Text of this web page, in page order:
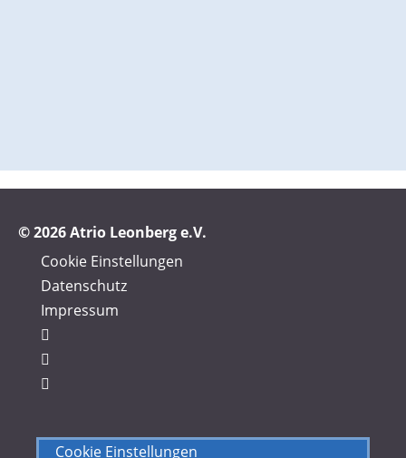
© 2026 Atrio Leonberg e.V.
Cookie Einstellungen
Datenschutz
Impressum
Cookie Einstellungen